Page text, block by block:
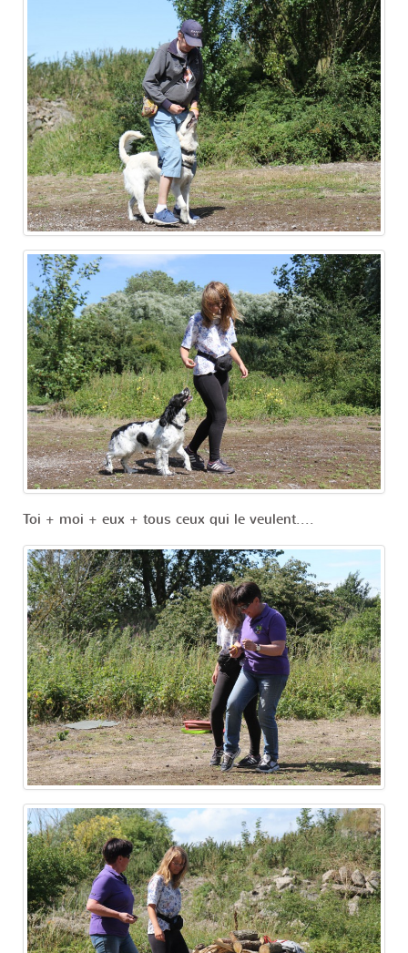
Toi + moi + eux + tous ceux qui le veulent....